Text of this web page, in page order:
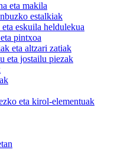
eta makila
estalkiak
eskuila heldulekua
pintxoa
eta altzari zatiak
eta jostailu piezak
eta kirol-elementuak